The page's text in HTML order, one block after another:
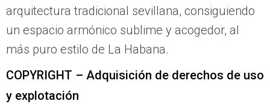
arquitectura tradicional sevillana, consiguiendo
un espacio armónico sublime y acogedor, al
más puro estilo de La Habana.
COPYRIGHT – Adquisición de derechos de uso
y explotación